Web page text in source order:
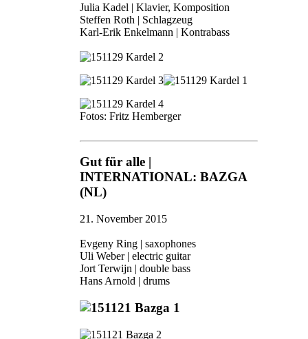
Julia Kadel | Klavier, Komposition
Steffen Roth | Schlagzeug
Karl-Erik Enkelmann | Kontrabass
Fotos: Fritz Hemberger
Gut für alle |
INTERNATIONAL: BAZGA
(NL)
21. November 2015
Evgeny Ring | saxophones
Uli Weber | electric guitar
Jort Terwijn | double bass
Hans Arnold | drums